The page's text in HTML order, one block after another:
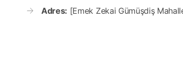
Adres: [Emek Zekai Gümüşdiş